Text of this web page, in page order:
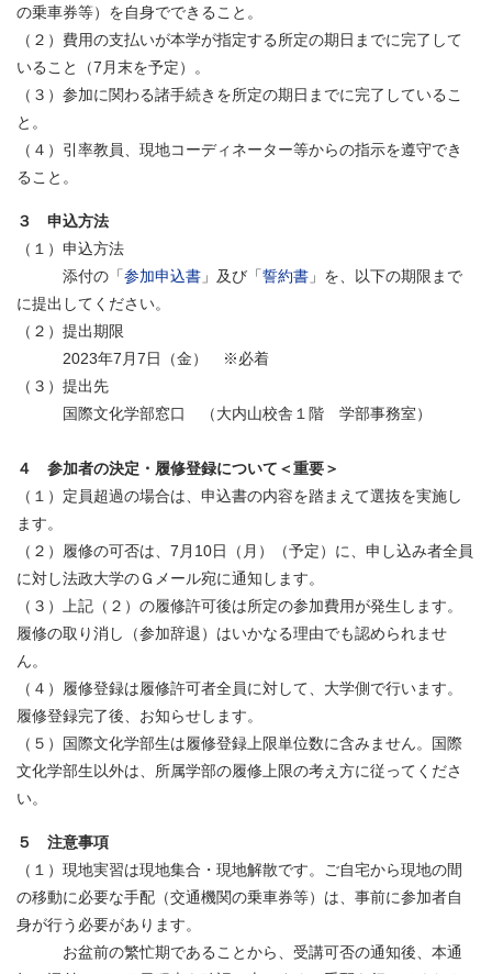
の乗車券等）を自身でできること。
（２）費用の支払いが本学が指定する所定の期日までに完了して
いること（7月末を予定）。
（３）参加に関わる諸手続きを所定の期日までに完了しているこ
と。
（４）引率教員、現地コーディネーター等からの指示を遵守でき
ること。
３ 申込方法
（１）申込方法
添付の「参加申込書 」及び「誓約書 」を、以下の期限まで
に提出してください。
（２）提出期限
2023年7月7日（金） ※必着
（３）提出先
国際文化学部窓口 （大内山校舎１階 学部事務室）
４ 参加者の決定・履修登録について＜重要＞
（１）定員超過の場合は、申込書の内容を踏まえて選抜を実施し
ます。
（２）履修の可否は、7月10日（月）（予定）に、申し込み者全員
に対し法政大学のＧメール宛に通知します。
（３）上記（２）の履修許可後は所定の参加費用が発生します。
履修の取り消し（参加辞退）はいかなる理由でも認められませ
ん。
（４）履修登録は履修許可者全員に対して、大学側で行います。
履修登録完了後、お知らせします。
（５）国際文化学部生は履修登録上限単位数に含みません。国際
文化学部生以外は、所属学部の履修上限の考え方に従ってくださ
い。
５ 注意事項
（１）現地実習は現地集合・現地解散です。ご自宅から現地の間
の移動に必要な手配（交通機関の乗車券等）は、事前に参加者自
身が行う必要があります。
お盆前の繁忙期であることから、受講可否の通知後、本通